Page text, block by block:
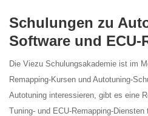
Schulungen zu
Software und ECU-
Die Viezu Schulungsakademie ist im
Remapping-Kursen und Autotuning-
Autotuning interessieren, gibt es eine
Tuning- und ECU-Remapping-Diensten